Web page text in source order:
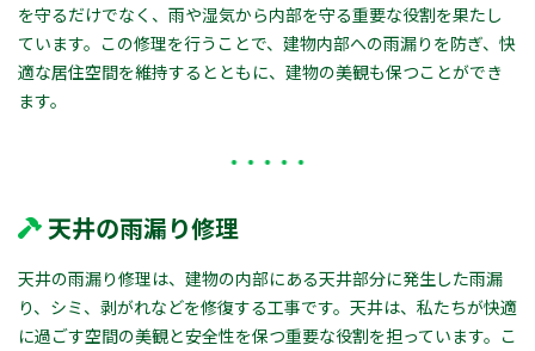
を守るだけでなく、雨や湿気から内部を守る重要な役割を果たし
ています。この修理を行うことで、建物内部への雨漏りを防ぎ、快
適な居住空間を維持するとともに、建物の美観も保つことができ
ます。
天井の雨漏り修理
天井の雨漏り修理は、建物の内部にある天井部分に発生した雨漏
り、シミ、剥がれなどを修復する工事です。天井は、私たちが快適
に過ごす空間の美観と安全性を保つ重要な役割を担っています。こ